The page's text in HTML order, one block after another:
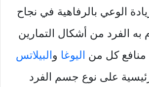
الوعي بالرفاهية في نجاح
به الفرد من أشكال التمارين
منافع كل من اليوغا والبيلاتس
على نوع جسم الفرد